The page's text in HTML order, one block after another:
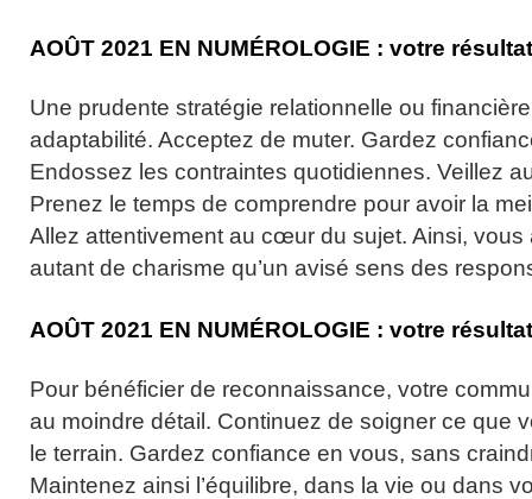
AOÛT 2021 EN NUMÉROLOGIE : votre
Une prudente stratégie relationnelle ou
adaptabilité. Acceptez de muter. Gardez
Endossez les contraintes quotidiennes. Veillez
Prenez le temps de comprendre pour avoir la
Allez attentivement au cœur du sujet. Ainsi, vous
autant de charisme qu’un avisé sens des
AOÛT 2021 EN NUMÉROLOGIE : votre
Pour bénéficier de reconnaissance, votre
au moindre détail. Continuez de soigner ce que
le terrain. Gardez confiance en vous, sans
Maintenez ainsi l’équilibre, dans la vie ou dans